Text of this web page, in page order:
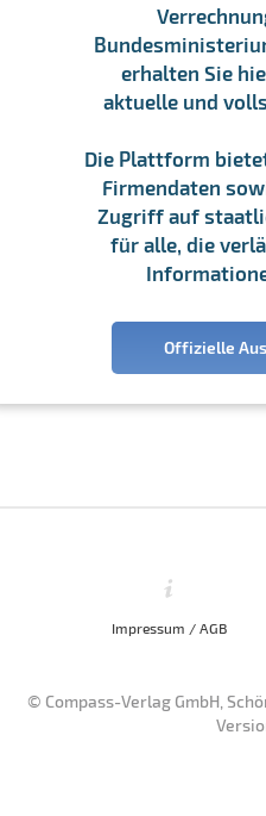
erhalten Sie
aktuelle und
Die Plattform
Firmendaten
Zugriff auf
für alle, die
Offizielle
Impressum / AGB
© Compass-Verlag GmbH,